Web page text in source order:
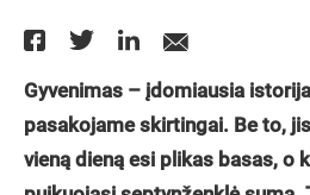
Gyvenimas – įdomiausia
pasakojame skirtingai. Be to,
vieną dieną esi plikas basas, o